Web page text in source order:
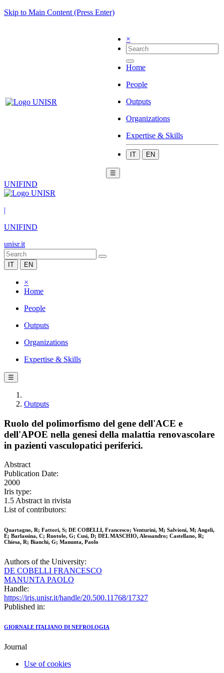
Skip to Main Content (Press Enter)
×
Home
People
Outputs
Organizations
Expertise & Skills
IT EN
☰
UNIFIND
|
UNIFIND
unisr.it
IT EN
×
Home
People
Outputs
Organizations
Expertise & Skills
☰
Outputs
Ruolo del polimorfismo del gene dell'ACE e
dell'APOE nella genesi della malattia renovascolare
in pazienti vasculopatici periferici.
Abstract
Publication Date:
2000
Iris type:
1.5 Abstract in rivista
List of contributors:
Quartagno, R; Fattori, S; DE COBELLI, Francesco; Venturini, M; Salvioni, M; Angeli,
E; Barlassina, C; Ruotolo, G; Cusi, D; DEL MASCHIO, Alessandro; Castellano, R;
Chiesa, R; Bianchi, G; Manunta, Paolo
Authors of the University:
DE COBELLI FRANCESCO
MANUNTA PAOLO
Handle:
https://iris.unisr.it/handle/20.500.11768/17327
Published in:
GIORNALE ITALIANO DI NEFROLOGIA
Journal
Use of cookies